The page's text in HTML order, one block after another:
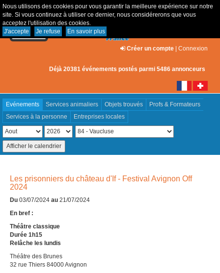
Nous utilisons des cookies pour vous garantir la meilleure expérience sur notre
site. Si vous continuez à utiliser ce dernier, nous considérerons que vous
acceptez l'utilisation des cookies.
J'accepte
Je refuse En savoir plus
Créer un compte | Connexion
Déjà 20381 événements postés parmi 5486 annonceurs
Evénements Services animaliers Objets trouvés
Profs & Formateurs
Services à la personne
Entreprises locales
Les prisonniers du château d'If - Festival Avignon Off
2024
Du 03/07/2024 au 21/07/2024
En bref :
Théâtre classique
Durée 1h15
Relâche les lundis
Théâtre des Brunes
32 rue Thiers 84000 Avignon